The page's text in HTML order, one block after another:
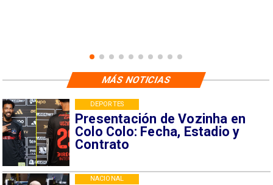
Presentación de Vozinha en
Colo Colo: Fecha, Estadio y
Contrato
DEPORTES
NACIONAL
MÁS NOTICIAS